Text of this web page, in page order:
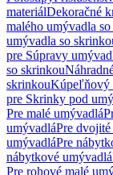
materiálDekoračné
malého umývadla
umývadla so
pre Súpravy
so skrinkou
skrinkouKúpeľňový
pre Skrinky pod
Pre malé umývadlá
umývadláPre
umývadláPre
nábytkové umývadlá
Pre rohové malé